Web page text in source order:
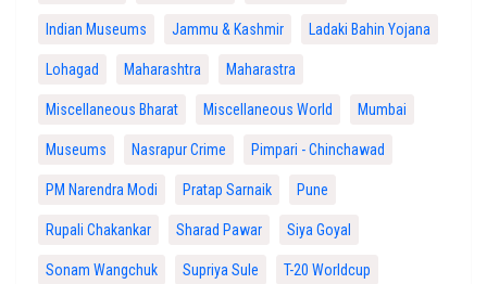
Indian Museums Jammu & Kashmir Ladaki Bahin Yojana
Lohagad Maharashtra Maharastra
Miscellaneous Bharat Miscellaneous World Mumbai
Museums Nasrapur Crime Pimpari - Chinchawad
PM Narendra Modi Pratap Sarnaik Pune
Rupali Chakankar Sharad Pawar Siya Goyal
Sonam Wangchuk Supriya Sule T-20 Worldcup